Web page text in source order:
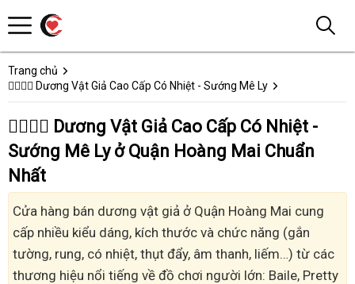
Trang chủ
👩‍❤️‍💋‍👨 Dương Vật Giả Cao Cấp Có Nhiệt - Sướng Mê Ly
👩‍❤️‍💋‍👨 Dương Vật Giả Cao Cấp Có Nhiệt -
Sướng Mê Ly ở Quận Hoàng Mai Chuẩn
Nhất
Cửa hàng bán dương vật giả ở Quận Hoàng Mai cung
cấp nhiều kiểu dáng, kích thước và chức năng (gắn
tường, rung, có nhiệt, thụt đẩy, âm thanh, liếm…) từ các
thương hiệu nổi tiếng về đồ chơi người lớn: Baile, Pretty